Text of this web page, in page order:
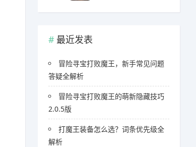
最近发表
冒险寻宝打败魔王，新手常见问题
答疑全解析
冒险寻宝打败魔王的萌新隐藏技巧
2.0.5版
打魔王装备怎么选？词条优先级全
解析